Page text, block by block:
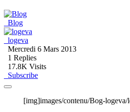
Blog
logeva
Mercredi 6 Mars 2013
1 Replies
17.8K Visits
Subscribe
[img]images/contenu/Bog-